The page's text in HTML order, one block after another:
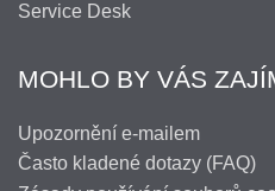
Service Desk
MOHLO BY VÁS
Upozornění e-mailem
Často kladené dotazy (FAQ)